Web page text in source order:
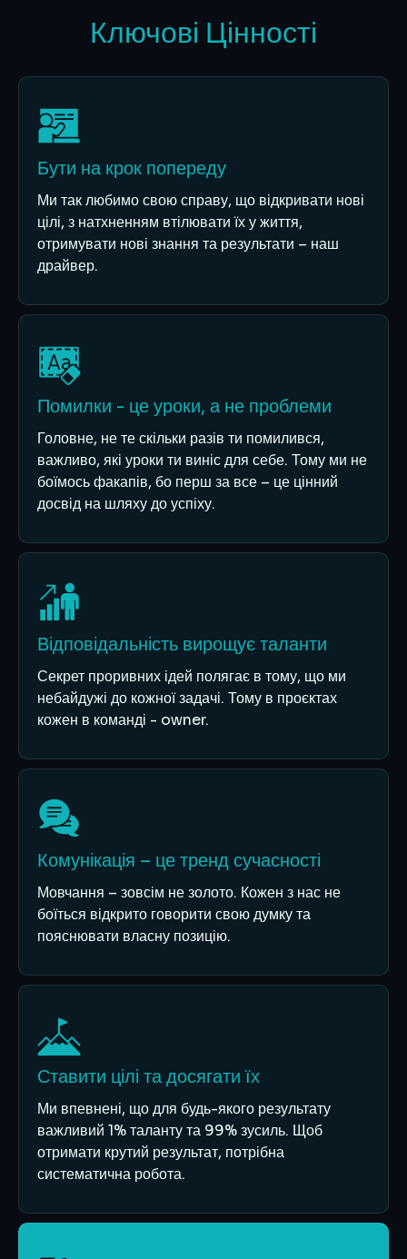
Ключові Цінності
Бути на крок попереду
Ми так любимо свою справу, що відкривати нові
цілі, з натхненням втілювати їх у життя,
отримувати нові знання та результати – наш
драйвер.
Помилки - це уроки, а не проблеми
Головне, не те скільки разів ти помилився,
важливо, які уроки ти виніс для себе. Тому ми не
боїмось факапів, бо перш за все – це цінний
досвід на шляху до успіху.
Відповідальність вирощує таланти
Секрет проривних ідей полягає в тому, що ми
небайдужі до кожної задачі. Тому в проєктах
кожен в команді - owner.
Комунікація – це тренд сучасності
Мовчання – зовсім не золото. Кожен з нас не
боїться відкрито говорити свою думку та
пояснювати власну позицію.
Ставити цілі та досягати їх
Ми впевнені, що для будь-якого результату
важливий 1% таланту та 99% зусиль. Щоб
отримати крутий результат, потрібна
систематична робота.